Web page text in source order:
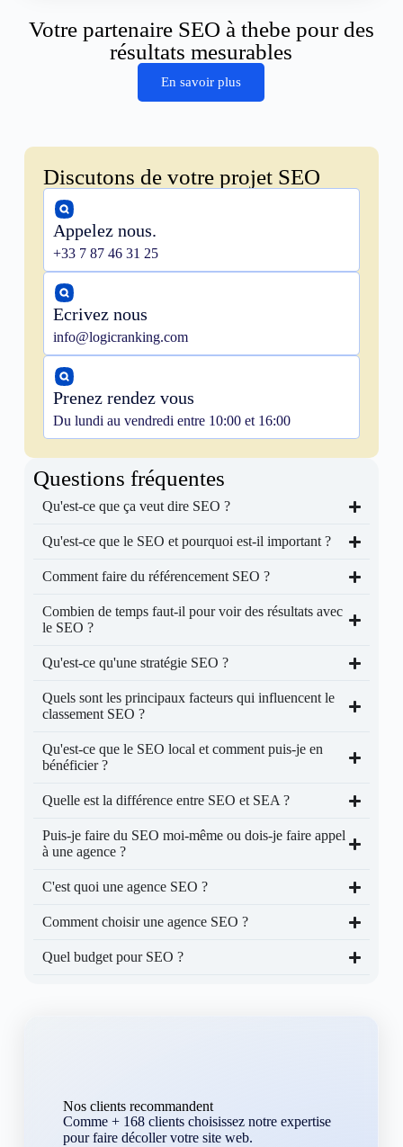
Votre partenaire SEO à thebe pour des
résultats mesurables
En savoir plus
Discutons de votre projet SEO
Appelez nous.
+33 7 87 46 31 25
Ecrivez nous
info@logicranking.com
Prenez rendez vous
Du lundi au vendredi entre 10:00 et 16:00
Questions fréquentes
Qu'est-ce que ça veut dire SEO ?
Qu'est-ce que le SEO et pourquoi est-il important ?
Comment faire du référencement SEO ?
Combien de temps faut-il pour voir des résultats avec
le SEO ?
Qu'est-ce qu'une stratégie SEO ?
Quels sont les principaux facteurs qui influencent le
classement SEO ?
Qu'est-ce que le SEO local et comment puis-je en
bénéficier ?
Quelle est la différence entre SEO et SEA ?
Puis-je faire du SEO moi-même ou dois-je faire appel
à une agence ?
C'est quoi une agence SEO ?
Comment choisir une agence SEO ?
Quel budget pour SEO ?
Nos clients recommandent
Comme + 168 clients choisissez notre expertise
pour faire décoller votre site web.